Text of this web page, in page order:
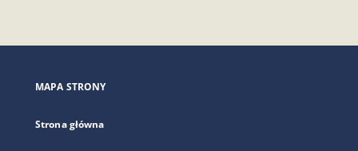
się
karcie
MAPA STRONY
Strona główna